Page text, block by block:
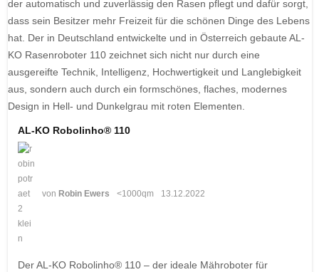
AL-KO Robolinho® 110
von Robin Ewers <1000qm 13.12.2022
Der AL-KO Robolinho® 110 – der ideale Mähroboter für